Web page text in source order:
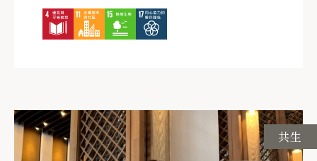
共生
訂閱電子報
送出
股東
員工
晶華酒店人力資源部 / 簡經理